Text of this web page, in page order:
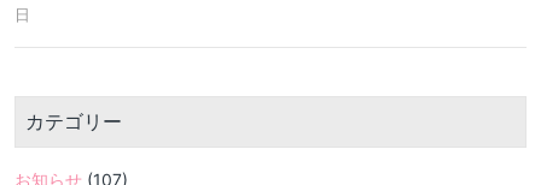
日
カテゴリー
お知らせ (107)